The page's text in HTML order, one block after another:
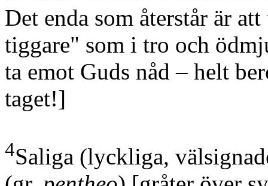
Det enda som återstår är
tiggare" som i tro och
ta emot Guds nåd – helt
taget!]
4Saliga (lyckliga,